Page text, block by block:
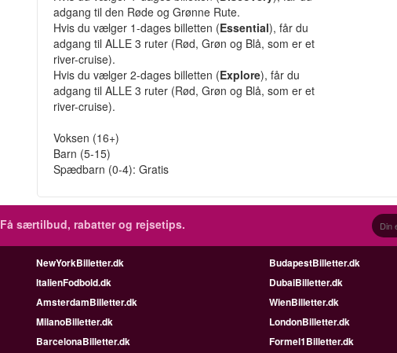
adgang til den Røde og Grønne Rute.
Hvis du vælger 1-dages billetten (Essential), får du
adgang til ALLE 3 ruter (Rød, Grøn og Blå, som er et
river-cruise).
Hvis du vælger 2-dages billetten (Explore), får du
adgang til ALLE 3 ruter (Rød, Grøn og Blå, som er et
river-cruise).
Voksen (16+)
Barn (5-15)
Spædbarn (0-4): Gratis
Få særtilbud, rabatter og rejsetips.
NewYorkBilletter.dk
BudapestBilletter.dk
ItalienFodbold.dk
DubaiBilletter.dk
AmsterdamBilletter.dk
WienBilletter.dk
MilanoBilletter.dk
LondonBilletter.dk
BarcelonaBilletter.dk
Formel1Billetter.dk